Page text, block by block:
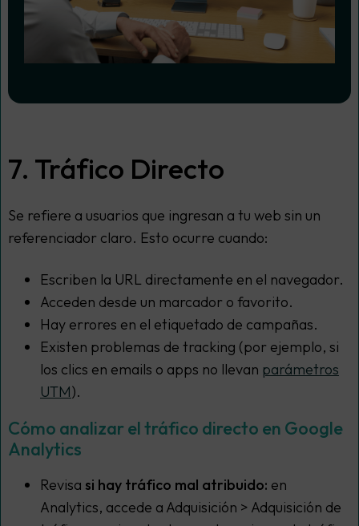
7. Tráfico Directo
Se refiere a usuarios que ingresan a tu web sin un
referenciador claro. Esto ocurre cuando:
Escriben la URL directamente en el navegador.
Acceden desde un marcador o favorito.
Hay errores en el etiquetado de campañas.
Existen problemas de tracking (por ejemplo, si
los clics en emails o apps no llevan parámetros
UTM).
Cómo analizar el tráfico directo en Google
Analytics
Revisa si hay tráfico mal atribuido: en
Analytics, accede a Adquisición > Adquisición de